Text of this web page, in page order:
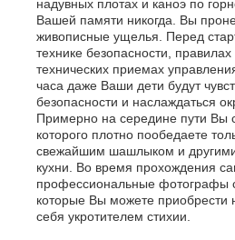
надувных плотах и каноэ по
Вашей памяти никогда. Вы
живописные ущелья. Перед
технике безопасности,
технических приемах
часа даже Ваши дети будут
безопасности и наслаждаться
Примерно на середине пути Вы
которого плотно пообедаете
свежайшим шашлыком и
кухни. Во время прохождения
профессиональные фотографы
которые Вы можете приобрести
себя укротителем стихии.